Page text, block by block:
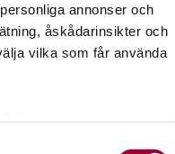
annonser och
åskådarinsikter och
vilka som får använda
kan ni